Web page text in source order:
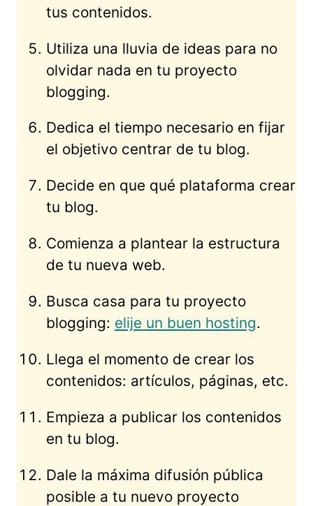
tus contenidos.
Utiliza una lluvia de ideas para no
olvidar nada en tu proyecto
blogging.
Dedica el tiempo necesario en fijar
el objetivo centrar de tu blog.
Decide en que qué plataforma crear
tu blog.
Comienza a plantear la estructura
de tu nueva web.
Busca casa para tu proyecto
blogging: elije un buen hosting.
Llega el momento de crear los
contenidos: artículos, páginas, etc.
Empieza a publicar los contenidos
en tu blog.
Dale la máxima difusión pública
posible a tu nuevo proyecto